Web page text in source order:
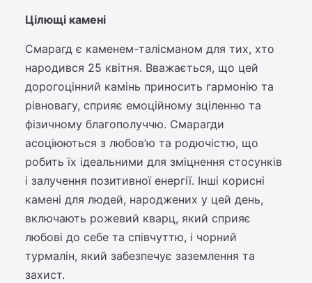
Цілющі камені
Смарагд є каменем-талісманом для тих, хто
народився 25 квітня. Вважається, що цей
дорогоцінний камінь приносить гармонію та
рівновагу, сприяє емоційному зціленню та
фізичному благополуччю. Смарагди
асоціюються з любов’ю та родючістю, що
робить їх ідеальними для зміцнення стосунків
і залучення позитивної енергії. Інші корисні
камені для людей, народжених у цей день,
включають рожевий кварц, який сприяє
любові до себе та співчуттю, і чорний
турмалін, який забезпечує заземлення та
захист.